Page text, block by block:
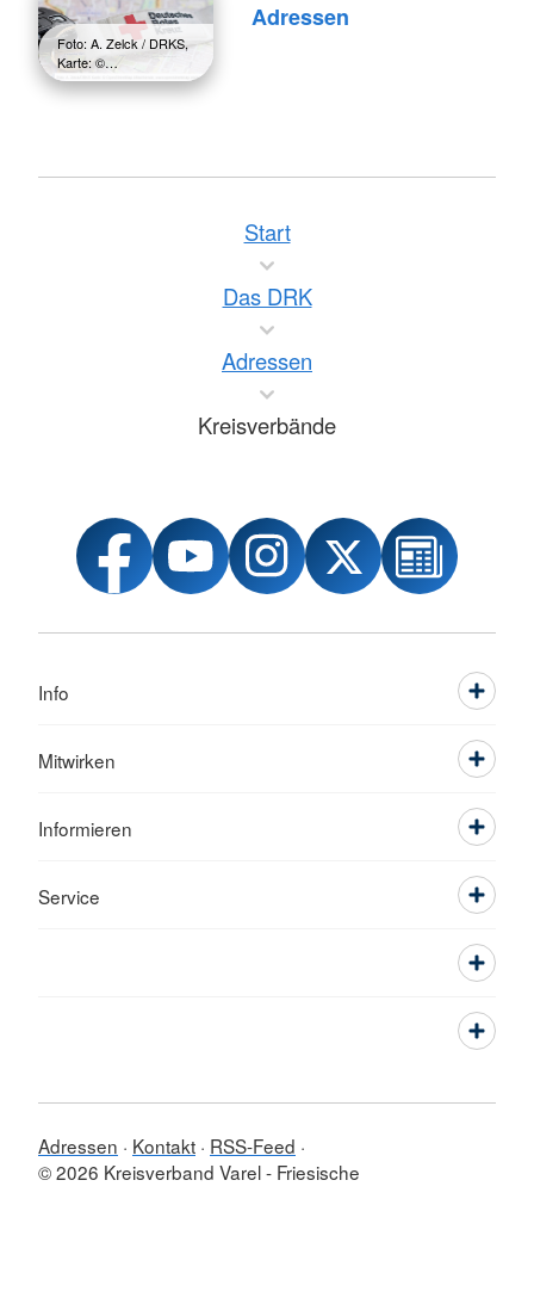
Foto: A. Zelck / DRKS,
Karte: ©…
Adressen
Start
Das DRK
Adressen
Kreisverbände
Info
Mitwirken
Informieren
Service
Adressen Kontakt RSS-Feed
© 2026 Kreisverband Varel - Friesische